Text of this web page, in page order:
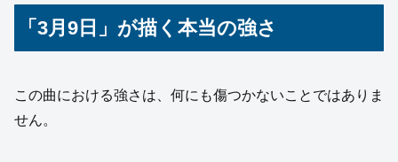
「3月9日」が描く本当の強さ
この曲における強さは、何にも傷つかないことではありま
せん。